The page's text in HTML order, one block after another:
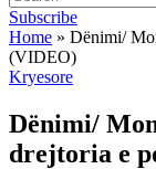
Subscribe
Home » Dënimi/
(VIDEO)
Posted
Kryesore
Dënimi/
drejtoria e